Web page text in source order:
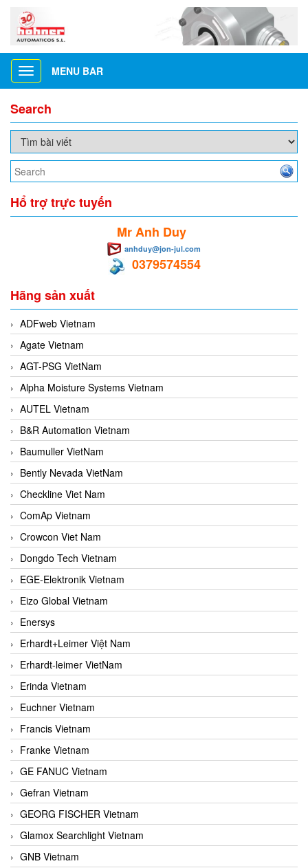
Toggle
navigation
MENU BAR
Search
Hổ trợ trực tuyến
Mr Anh Duy
anhduy@jon-jul.com
0379574554
Hãng sản xuất
ADFweb Vietnam
Agate Vietnam
AGT-PSG VietNam
Alpha Moisture Systems Vietnam
AUTEL Vietnam
B&R Automation Vietnam
Baumuller VietNam
Bently Nevada VietNam
Checkline Viet Nam
ComAp Vietnam
Crowcon Viet Nam
Dongdo Tech Vietnam
EGE-Elektronik Vietnam
Eizo Global Vietnam
Enersys
Erhardt+Leimer Việt Nam
Erhardt-leimer VietNam
Erinda Vietnam
Euchner Vietnam
Francis Vietnam
Franke Vietnam
GE FANUC Vietnam
Gefran Vietnam
GEORG FISCHER Vietnam
Glamox Searchlight Vietnam
GNB Vietnam